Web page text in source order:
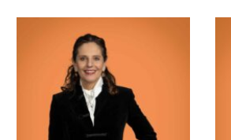
Meer informatie